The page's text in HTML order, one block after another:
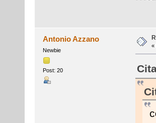
Antonio Azzano
Newbie
Post: 20
«